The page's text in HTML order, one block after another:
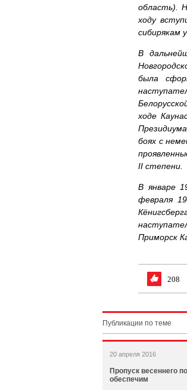
область).
ходу
сибирякам
В
была
ходе
боях с
II степени.
В январе
февраля
Приморск
208
Публикации по теме
20 апреля 2016
Пропуск весеннего
обеспечим